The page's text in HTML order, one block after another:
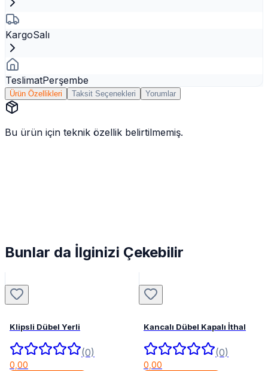
KargoSalı
TeslimatPerşembe
Ürün Özellikleri Taksit Seçenekleri Yorumlar
Bu ürün için teknik özellik belirtilmemiş.
Bunlar da İlginizi Çekebilir
Klipsli Dübel Yerli
(0)
0,00
Kancalı Dübel Kapalı İthal
(0)
0,00